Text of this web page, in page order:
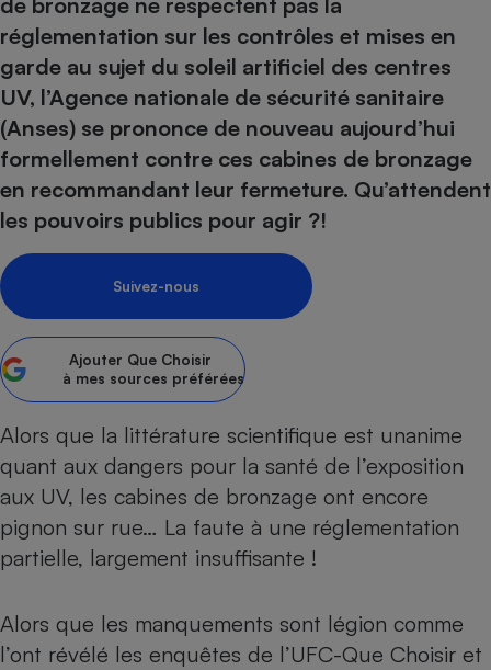
réglementation sur les contrôles et mises en
garde au sujet du soleil artificiel des centres
UV, l’Agence nationale de sécurité sanitaire
(Anses) se prononce de nouveau aujourd’hui
formellement contre ces cabines de bronzage
en recommandant leur fermeture. Qu’attendent
les pouvoirs publics pour agir ?!
Suivez-nous
Ajouter Que Choisir
à mes sources préférées
Alors que la littérature scientifique est unanime
quant aux dangers pour la santé de l’exposition
aux UV, les cabines de bronzage ont encore
pignon sur rue… La faute à une réglementation
partielle, largement insuffisante !
Alors que les manquements sont légion comme
l’ont révélé les enquêtes de l’UFC-Que Choisir et
Sécurité - Hygiène
Supermarché - Drive
Complément
Assurance
Banque - Crédit
Epargne - Fiscalité
Circulation routière
Contrôle technique -
Pièce détachée
Moto
Supermarché - Drive
Comparatif
Comparatif plaque à
Comparatif hotte
Comparatif climatiseur
Comparatif aspirateur
Comparatif aspirateur
Gros électroménager
Petit électroménager -
Électricité - Gaz
Comparatif casque audio
Comparatif barre de son
Comparatif imprimante
Comparatif ordinateur
Comparatif ultrabook
Comparatif tablette
Internet
Téléphonie
Crédit immobilier
Comparatif tondeuse
Comparatif poêle à
Comparatif radiateur
Aménagement
Bricolage - Jardinage
Hygiène - Beauté
Maladie - Médecine -
Système de santé -
Maison de retraite
Choisir son fioul
Choisir son pellet
Comparateur assurance emprunteur
Energie Moins Chère Ensemble
Tous les comparateurs
Toutes les cartes interactives
Speedtest - Testez le débit de votre
connexion Internet